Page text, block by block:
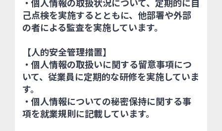
己点検を実施するとともに、他部署や外部
の者による監査を実施しています。
【人的安全管理措置】
・個人情報の取扱いに関する留意事項につ
いて、従業員に定期的な研修を実施していま
す。
・個人情報についての秘密保持に関する事
項を就業規則に記載しています。